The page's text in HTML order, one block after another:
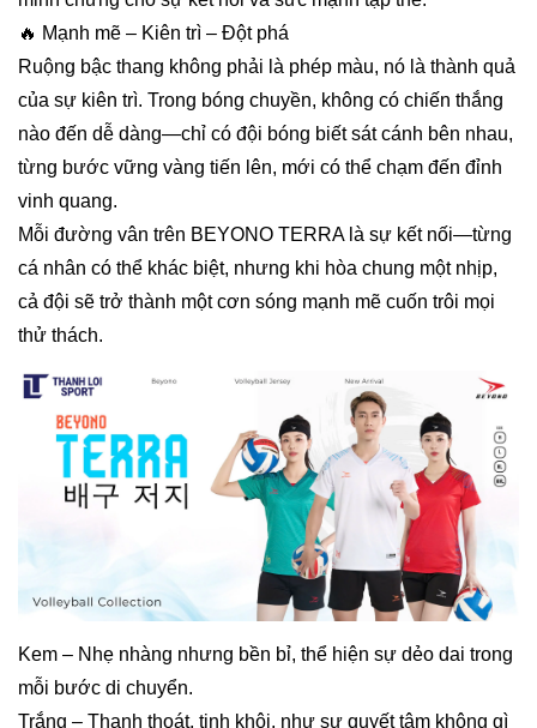
🔥 Mạnh mẽ – Kiên trì – Đột phá
Ruộng bậc thang không phải là phép màu, nó là thành quả
của sự kiên trì. Trong bóng chuyền, không có chiến thắng
nào đến dễ dàng—chỉ có đội bóng biết sát cánh bên nhau,
từng bước vững vàng tiến lên, mới có thể chạm đến đỉnh
vinh quang.
Mỗi đường vân trên BEYONO TERRA là sự kết nối—từng
cá nhân có thể khác biệt, nhưng khi hòa chung một nhịp,
cả đội sẽ trở thành một cơn sóng mạnh mẽ cuốn trôi mọi
thử thách.
Kem – Nhẹ nhàng nhưng bền bỉ, thể hiện sự dẻo dai trong
mỗi bước di chuyển.
Trắng – Thanh thoát, tinh khôi, như sự quyết tâm không gì